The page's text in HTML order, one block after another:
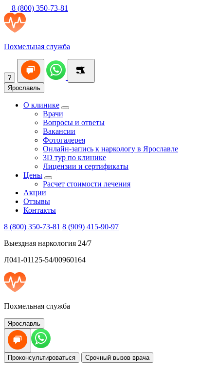
8 (800) 350-73-81
Похмельная служба
?
Ярославль
О клинике
Врачи
Вопросы и ответы
Вакансии
Фотогалерея
Онлайн-запись к наркологу в Ярославле
3D тур по клинике
Лицензии и сертификаты
Цены
Расчет стоимости лечения
Акции
Отзывы
Контакты
8 (800) 350-73-81 8 (909) 415-90-97
Выездная наркология 24/7
Л041-01125-54/00960164
Похмельная служба
Ярославль
Проконсультироваться Срочный вызов врача